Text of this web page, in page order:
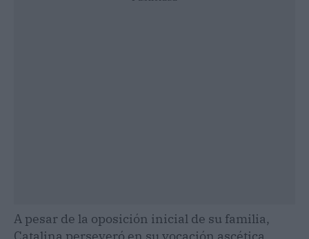
A pesar de la oposición inicial de su familia,